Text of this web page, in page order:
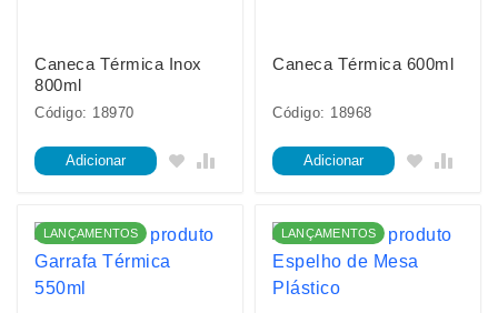
Caneca Térmica Inox
800ml
Código: 18970
Adicionar
Caneca Térmica 600ml
Código: 18968
Adicionar
LANÇAMENTOS LANÇAMENTOS